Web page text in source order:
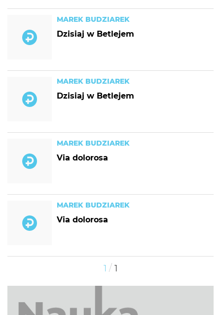
MAREK BUDZIAREK
Dzisiaj w Betlejem
MAREK BUDZIAREK
Dzisiaj w Betlejem
MAREK BUDZIAREK
Via dolorosa
MAREK BUDZIAREK
Via dolorosa
1 / 1